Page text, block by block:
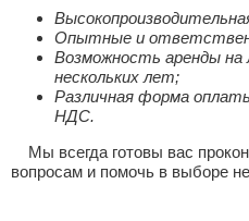
Опытные и
Возможность аренды на
нескольких лет;
Различная форма
НДС.
Мы всегда готовы вас
вопросам и помочь в выборе